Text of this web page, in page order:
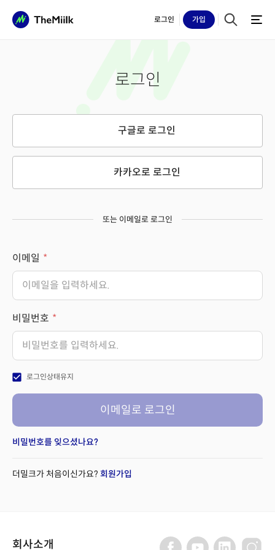
로그인 가입
로그인
구글로 로그인
카카오로 로그인
또는 이메일로 로그인
이메일
비밀번호
check_box 로그인상태유지
이메일로 로그인
비밀번호를 잊으셨나요?
더밀크가 처음이신가요? 회원가입
회사소개